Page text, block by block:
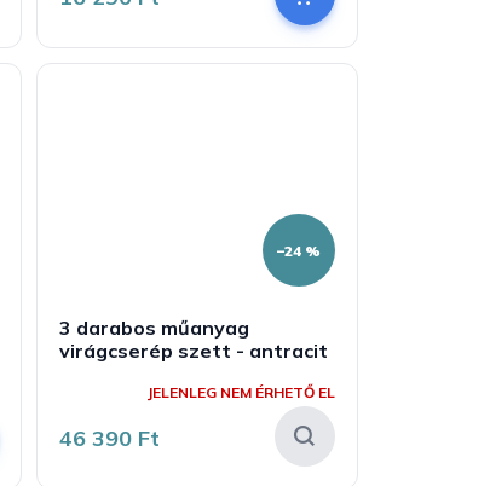
–24 %
3 darabos műanyag
virágcserép szett - antracit
JELENLEG NEM ÉRHETŐ EL
46 390 Ft